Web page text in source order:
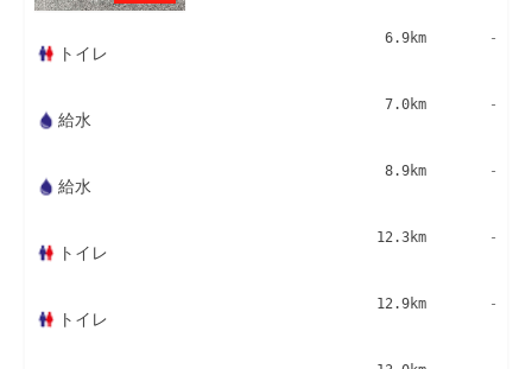
トイレ
6.9km -
給水
7.0km -
給水
8.9km -
トイレ
12.3km -
トイレ
12.9km -